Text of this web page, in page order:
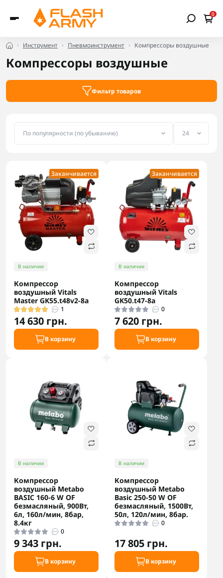
0
Инструмент Пневмоинструмент Компрессоры воздушные
Компрессоры воздушные
Фильтр товаров
Заканчивается
В наличии
Компрессор
воздушный Vitals
Master GK55.t48v2-8a
1
14 630 грн.
В корзину
Заканчивается
В наличии
Компрессор
воздушный Vitals
GK50.t47-8a
0
7 620 грн.
В корзину
В наличии
Компрессор
воздушный Metabo
BASIC 160-6 W OF
безмасляный, 900Вт,
6л, 160л/мин, 8бар,
8.4кг
0
9 343 грн.
В корзину
В наличии
Компрессор
воздушный Metabo
Basic 250-50 W OF
безмасляный, 1500Вт,
50л, 120л/мин, 8бар.
0
17 805 грн.
В корзину